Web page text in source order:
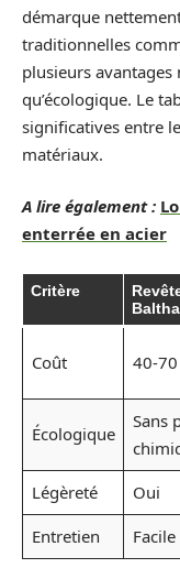
démarque
traditionnelles
plusieurs
qu’écologique. Le
significatives entre
matériaux.
A lire également :
enterrée en acier
Critère
Coût 40-
Écologique
Sans
Légèreté
Oui
Entretien
Facile